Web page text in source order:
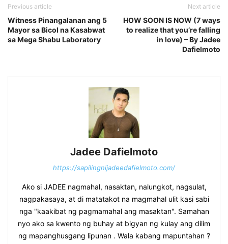
Previous article
Witness Pinangalanan ang 5
Mayor sa Bicol na Kasabwat
sa Mega Shabu Laboratory
Next article
HOW SOON IS NOW (7 ways
to realize that you’re falling
in love) – By Jadee
Dafielmoto
Jadee Dafielmoto
https://sapilingnijadeedafielmoto.com/
Ako si JADEE nagmahal, nasaktan, nalungkot, nagsulat,
nagpakasaya, at di matatakot na magmahal ulit kasi sabi
nga "kaakibat ng pagmamahal ang masaktan". Samahan
nyo ako sa kwento ng buhay at bigyan ng kulay ang dilim
ng mapanghusgang lipunan . Wala kabang mapuntahan ?